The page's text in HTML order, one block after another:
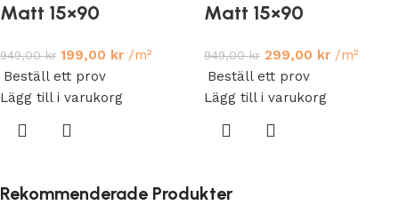
Matt 15×90
949,00kr 199,00 kr /m²
Beställ ett prov
Lägg till i varukorg
Matt 15×90
949,00kr 299,00 kr /m²
Beställ ett prov
Lägg till i varukorg
Rekommenderade Produkter